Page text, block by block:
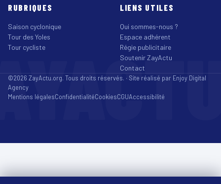
RUBRIQUES
Saison cyclonique
Tour des Yoles
Tour cycliste
LIENS UTILES
Qui sommes-nous ?
Espace adhérent
Régie publicitaire
Soutenir ZayActu
Contact
©2026 ZayActu.org. Tous droits réservés. · Site réalisé par Enjoy Digital
Agency
Mentions légalesConfidentialitéCookiesCGUAccessibilité